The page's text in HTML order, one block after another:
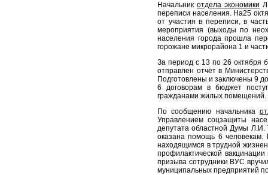
Начальник отдела экономики
переписи населения. На25
от участия в переписи, в
мероприятия (выходы по
населения города прошла
горожане микрорайона 1 и
За период с 13 по 26 октября
отправлен отчёт в
Подготовлены и заключены 9
6 договорам в бюджет
гражданами жилых помещений.
По сообщению начальника
Управлением соцзащиты
депутата областной Думы
оказана помощь 6
находящимся в трудной
профилактической
призыва сотрудники ВУС
муниципальных предприятий